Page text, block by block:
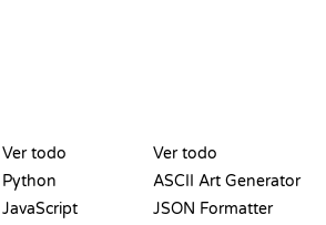
Ver todo
Python
JavaScript
Ver todo
ASCII Art Generator
JSON Formatter